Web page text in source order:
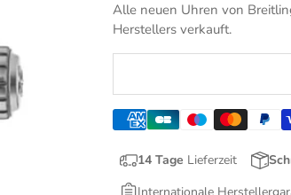
Alle neuen Uhren von
Herstellers verkauft.
14 Tage Lieferzeit
Internationale